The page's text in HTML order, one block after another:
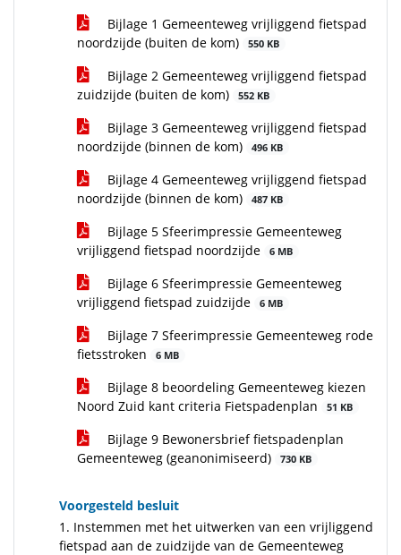
Bijlage 1 Gemeenteweg vrijliggend fietspad
noordzijde (buiten de kom)
550 KB
Bijlage 2 Gemeenteweg vrijliggend fietspad
zuidzijde (buiten de kom)
552 KB
Bijlage 3 Gemeenteweg vrijliggend fietspad
noordzijde (binnen de kom)
496 KB
Bijlage 4 Gemeenteweg vrijliggend fietspad
noordzijde (binnen de kom)
487 KB
Bijlage 5 Sfeerimpressie Gemeenteweg
vrijliggend fietspad noordzijde
6 MB
Bijlage 6 Sfeerimpressie Gemeenteweg
vrijliggend fietspad zuidzijde
6 MB
Bijlage 7 Sfeerimpressie Gemeenteweg rode
fietsstroken
6 MB
Bijlage 8 beoordeling Gemeenteweg kiezen
Noord Zuid kant criteria Fietspadenplan
51 KB
Bijlage 9 Bewonersbrief fietspadenplan
Gemeenteweg (geanonimiseerd)
730 KB
Voorgesteld besluit
1. Instemmen met het uitwerken van een vrijliggend
fietspad aan de zuidzijde van de Gemeenteweg